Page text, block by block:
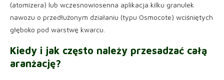
(atomizera) lub wczesnowiosenna aplikacja kilku granulek
nawozu o przedłużonym działaniu (typu Osmocote) wciśniętych
głęboko pod warstwę kwarcu.
Kiedy i jak często należy przesadzać całą
aranżację?